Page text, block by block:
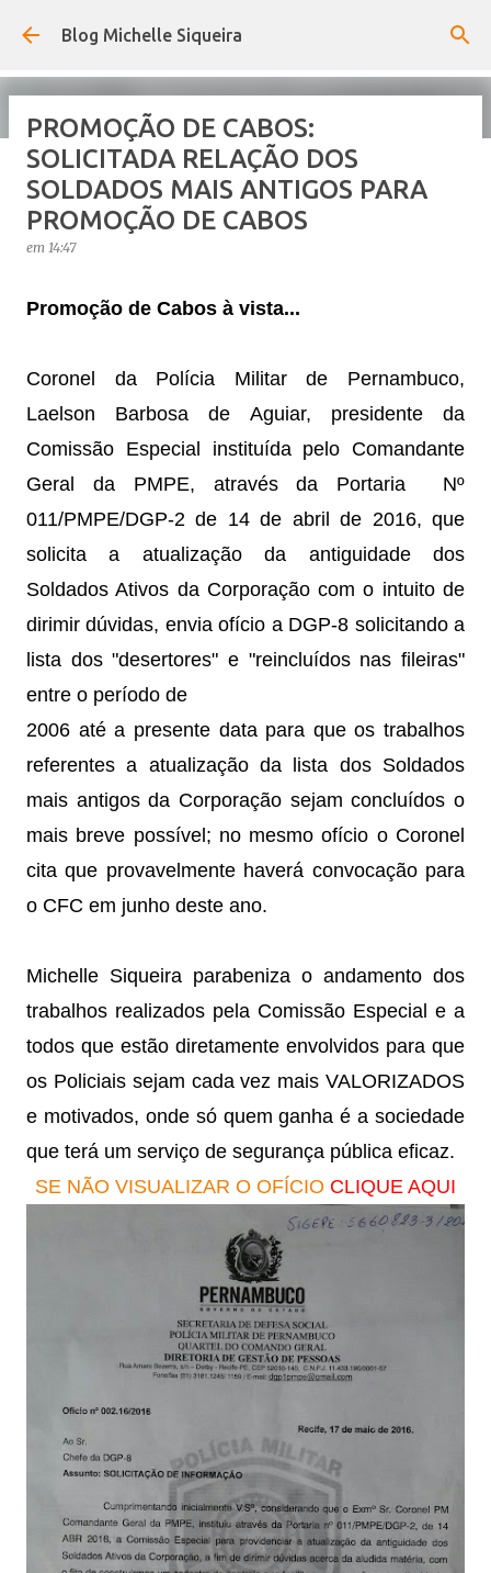
Pular para o conteúdo principal
Blog Michelle Siqueira
URGENTE: 13° DOS SERVIDORES
DE PE SERÁ ANTECIPADO, VEJA A
DATA.
4
PROMOÇÃO DE CABOS:
SOLICITADA RELAÇÃO DOS
SOLDADOS MAIS ANTIGOS PARA
PROMOÇÃO DE CABOS
em 14:47
Promoção de Cabos à vista...
Coronel da Polícia Militar de Pernambuco,
Laelson Barbosa de Aguiar, presidente da
Comissão Especial instituída pelo Comandante
Geral da PMPE, através da Portaria Nº
011/PMPE/DGP-2 de 14 de abril de 2016, que
solicita a atualização da antiguidade dos
Soldados Ativos da Corporação com o intuito de
dirimir dúvidas, envia ofício a DGP-8 solicitando a
lista dos "desertores" e "reincluídos nas fileiras"
entre o período de
2006 até a presente data para que os trabalhos
referentes a atualização da lista dos Soldados
mais antigos da Corporação sejam concluídos o
mais breve possível; no mesmo ofício o Coronel
cita que provavelmente haverá convocação para
o CFC em junho deste ano.
Michelle Siqueira parabeniza o andamento dos
trabalhos realizados pela Comissão Especial e a
todos que estão diretamente envolvidos para que
os Policiais sejam cada vez mais VALORIZADOS
e motivados, onde só quem ganha é a sociedade
que terá um serviço de segurança pública eficaz.
SE NÃO VISUALIZAR O OFÍCIO CLIQUE AQUI